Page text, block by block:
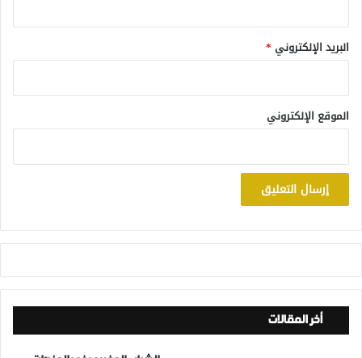
البريد الإلكتروني *
الموقع الإلكتروني
أخر المقالات